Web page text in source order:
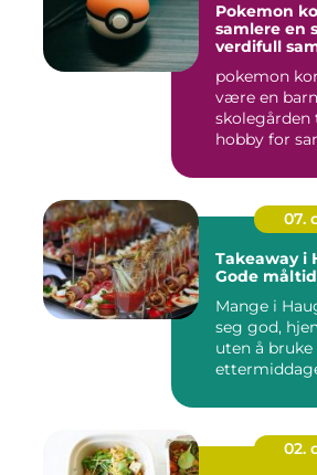
Pokemon kort slik
samlere en
verdifull
pokemon
være en
skolegården
hobby for
07.
Takeaway i
Gode
Mange i
seg god,
uten å bruke
02.